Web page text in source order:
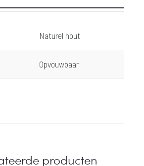
Naturel hout
Opvouwbaar
producten